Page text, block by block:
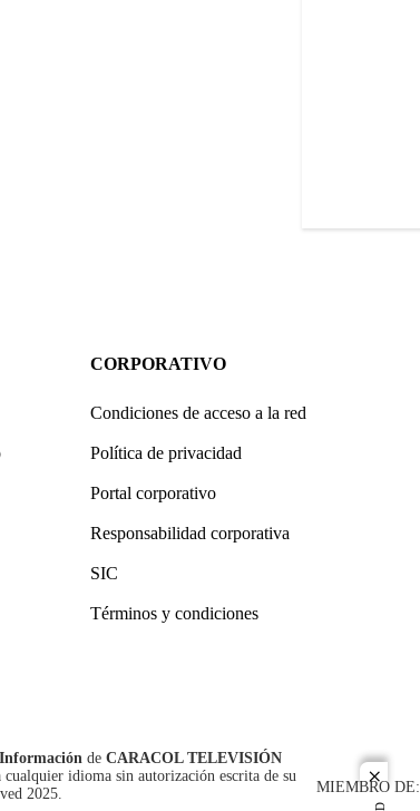
close
CORPORATIVO
Condiciones de acceso a la red
Política de privacidad
Portal corporativo
Responsabilidad corporativa
SIC
Términos y condiciones
de CARACOL TELEVISIÓN
idioma sin autorización escrita de su
2025.
MIEMBRO DE: